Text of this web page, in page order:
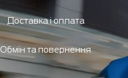
Доставка і оплата
Обмін та повернення